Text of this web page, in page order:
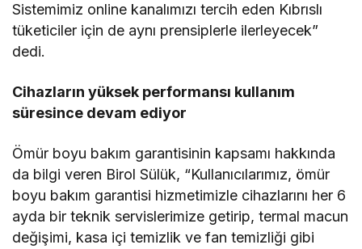
Sistemimiz online kanalımızı tercih eden Kıbrıslı
tüketiciler için de aynı prensiplerle ilerleyecek”
dedi.
Cihazların yüksek performansı kullanım
süresince devam ediyor
Ömür boyu bakım garantisinin kapsamı hakkında
da bilgi veren Birol Sülük, “Kullanıcılarımız, ömür
boyu bakım garantisi hizmetimizle cihazlarını her 6
ayda bir teknik servislerimize getirip, termal macun
değişimi, kasa içi temizlik ve fan temizliği gibi